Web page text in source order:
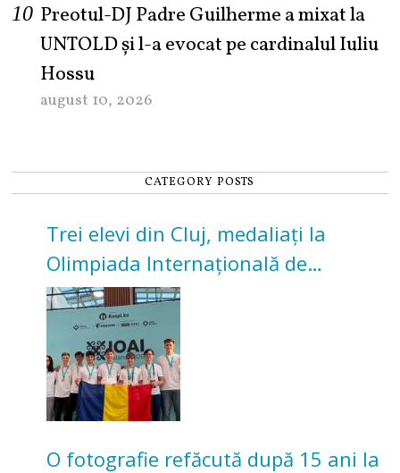
Preotul-DJ Padre Guilherme a mixat la
UNTOLD și l-a evocat pe cardinalul Iuliu
Hossu
august 10, 2026
CATEGORY POSTS
Trei elevi din Cluj, medaliați la
Olimpiada Internațională de
Inteligență Artificială
O fotografie refăcută după 15 ani la